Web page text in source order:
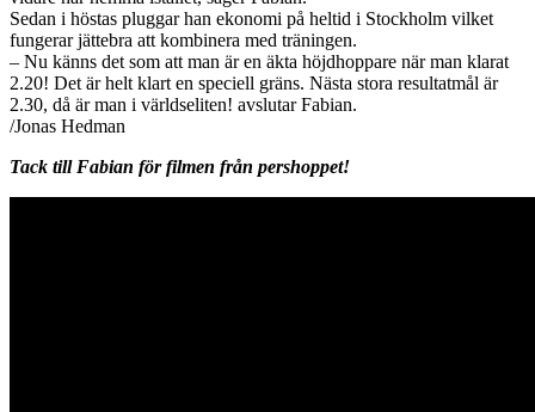
Sedan i höstas pluggar han ekonomi på heltid i Stockholm vilket
fungerar jättebra att kombinera med träningen.
– Nu känns det som att man är en äkta höjdhoppare när man klarat
2.20! Det är helt klart en speciell gräns. Nästa stora resultatmål är
2.30, då är man i världseliten! avslutar Fabian.
/Jonas Hedman
Tack till Fabian för filmen från pershoppet!